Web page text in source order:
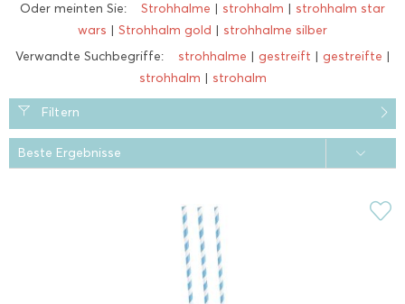
Oder meinten Sie: Strohhalme | strohhalm | strohhalm star
wars | Strohhalm gold | strohhalme silber
Verwandte Suchbegriffe:
strohhalme | gestreift | gestreifte |
strohhalm | strohalm
Filtern